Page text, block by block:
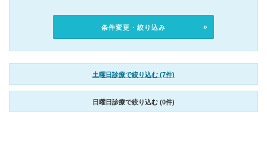
条件変更・絞り込み
土曜日診療で絞り込む (7件)
日曜日診療で絞り込む (0件)